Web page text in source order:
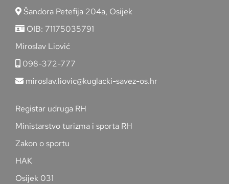
Šandora Petefija 204a, Osijek
OIB: 71175035791
Miroslav Liović
098-372-777
miroslav.liovic@kuglacki-savez-os.hr
Registar udruga RH
Ministarstvo turizma i sporta RH
Zakon o sportu
HAK
Osijek 031